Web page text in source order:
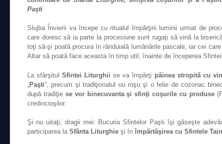
Paşti
Slujba Învierii va începe cu ritualul împărţirii luminii urmat de
care doresc să ia parte la procesiune sunt rugaţi să vină la
toţi să-şi poată procura în rânduială lumânările pascale, iar cei
Altar să poată face aceasta în timp util, înainte de începerea
La sfârşitulSfintei Liturghii se va împărţi pâinea stropită cu
Paşti”, precum şi tradiţionalul ou roşu şi o felie de cozonac
după tradiţie se vor binecuvanta şi sfinţi coşurile cu produse
credincioşilor.
Şi nu uitaţi, dragii mei: Bucuria Sfintelor Paşti îşi găseşte
participarea la Sfânta Liturghie şi înîmpărtăşirea cu Sfintele